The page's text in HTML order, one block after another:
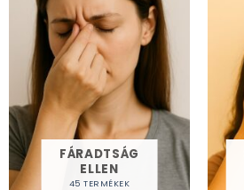
FÁRADTSÁG
ELLEN
45 TERMÉKEK